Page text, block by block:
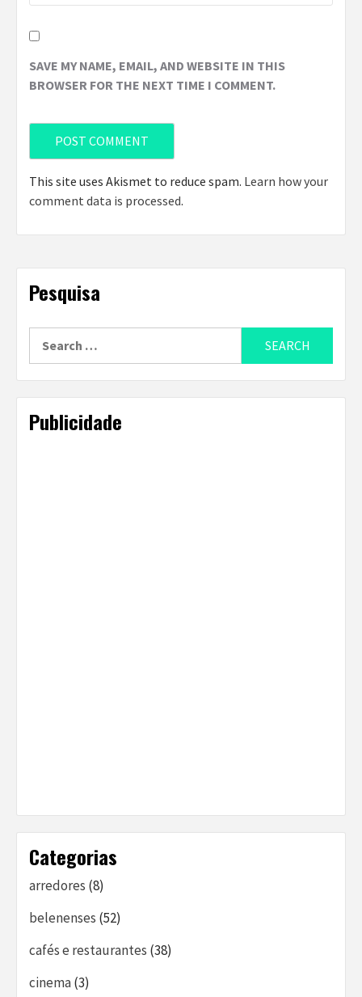
SAVE MY NAME, EMAIL, AND WEBSITE IN THIS
BROWSER FOR THE NEXT TIME I COMMENT.
This site uses Akismet to reduce spam. Learn how your
comment data is processed.
Pesquisa
for:
Publicidade
Categorias
arredores (8)
belenenses (52)
cafés e restaurantes (38)
cinema(3)